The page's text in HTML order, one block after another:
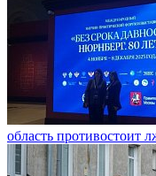
область противостоит